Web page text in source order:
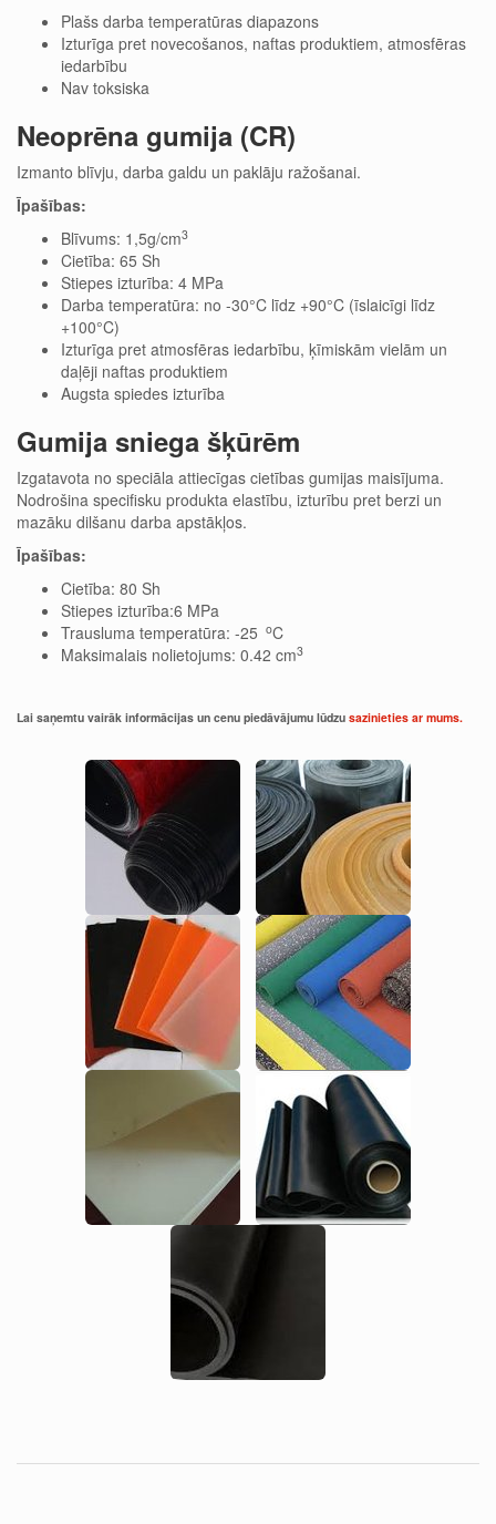
Plašs darba temperatūras diapazons
Izturīga pret novecošanos, naftas produktiem, atmosfēras
iedarbību
Nav toksiska
Neoprēna gumija (CR)
Izmanto blīvju, darba galdu un paklāju ražošanai.
Īpašības:
Blīvums: 1,5g/cm3
Cietība: 65 Sh
Stiepes izturība: 4 MPa
Darba temperatūra: no -30°C līdz +90°C (īslaicīgi līdz
+100°C)
Izturīga pret atmosfēras iedarbību, ķīmiskām vielām un
daļēji naftas produktiem
Augsta spiedes izturība
Gumija sniega šķūrēm
Izgatavota no speciāla attiecīgas cietības gumijas maisījuma.
Nodrošina specifisku produkta elastību, izturību pret berzi un
mazāku dilšanu darba apstākļos.
Īpašības:
Cietība: 80 Sh
Stiepes izturība:6 MPa
Trausluma temperatūra: -25 oC
Maksimalais nolietojums: 0.42 cm3
Lai saņemtu vairāk informācijas un cenu piedāvājumu lūdzu sazinieties ar mums.